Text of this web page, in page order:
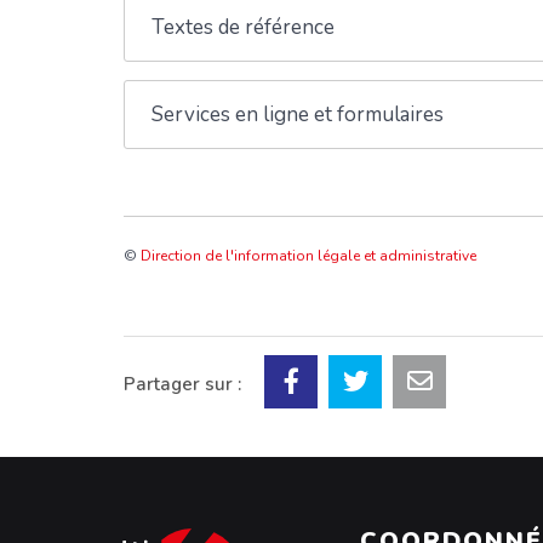
Textes de référence
Services en ligne et formulaires
© Direction de l'information légale et administrative
Partager sur :